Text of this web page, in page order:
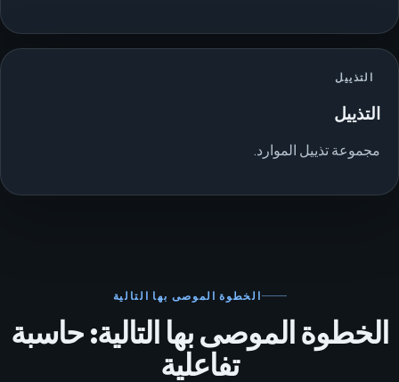
التذييل
التذييل
مجموعة تذييل الموارد.
الخطوة الموصى بها التالية
الخطوة الموصى بها التالية: حاسبة
تفاعلية